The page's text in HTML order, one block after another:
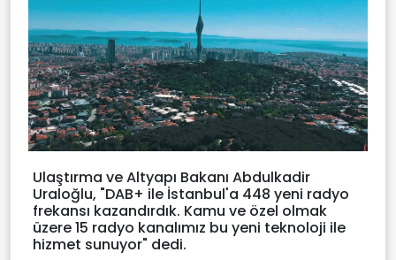
Ulaştırma ve Altyapı Bakanı Abdulkadir
Uraloğlu, "DAB+ ile İstanbul'a 448 yeni radyo
frekansı kazandırdık. Kamu ve özel olmak
üzere 15 radyo kanalımız bu yeni teknoloji ile
hizmet sunuyor" dedi.